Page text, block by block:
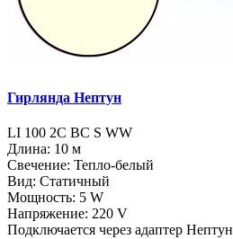
Гирлянда Нептун
LI 100 2C BC S WW
Длина: 10 м
Свечение: Тепло-белый
Вид: Статичный
Мощность: 5 W
Напряжение: 220 V
Подключается через адаптер Нептун